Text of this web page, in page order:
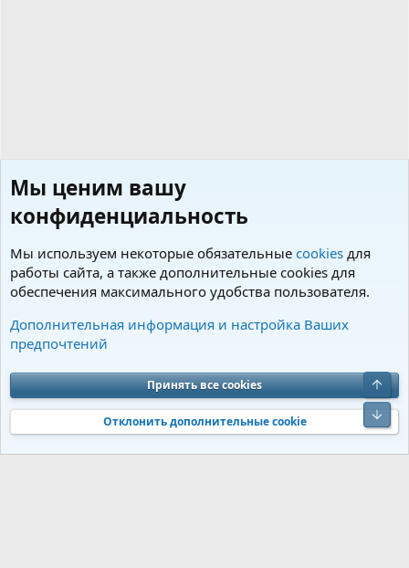
Пользователи
Cookies Charm by DCom
Обратная связь
Условия и правила
Политика конфиденциальности
Помощь
S
S
Community platform by XenForo® © 2010-2026 XenForo Ltd. Перевод от
Jumuro®|Media embeds via s9e/MediaSites
Мы ценим вашу
конфиденциальность
Мы используем некоторые обязательные cookies для
работы сайта, а также дополнительные cookies для
обеспечения максимального удобства пользователя.
Дополнительная информация и настройка Ваших
предпочтений
Принять все cookies
Отклонить дополнительные cookie
Верх
Низ